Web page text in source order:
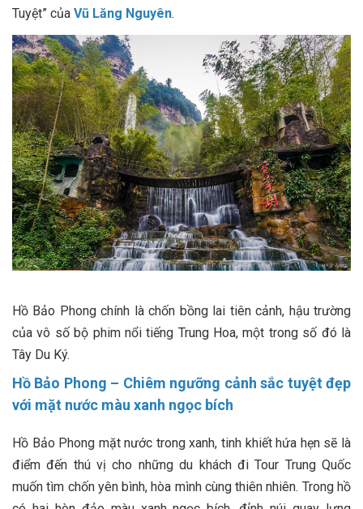
Tuyệt” của Vũ Lăng Nguyên.
Hồ Bảo Phong chính là chốn bồng lai tiên cảnh, hậu trường
của vô số bộ phim nổi tiếng Trung Hoa, một trong số đó là
Tây Du Ký.
Hồ Bảo Phong – Chiêm ngưỡng cảnh sắc tuyệt đẹp
với mặt nước màu xanh ngọc bích
Hồ Bảo Phong mặt nước trong xanh, tinh khiết hứa hẹn sẽ là
điểm đến thú vị cho những du khách đi Tour Trung Quốc
muốn tìm chốn yên bình, hòa mình cùng thiên nhiên. Trong hồ